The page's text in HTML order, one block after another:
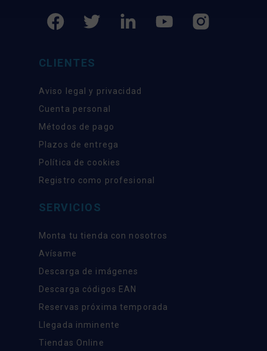
CLIENTES
Aviso legal y privacidad
Cuenta personal
Métodos de pago
Plazos de entrega
Política de cookies
Registro como profesional
SERVICIOS
Monta tu tienda con nosotros
Avísame
Descarga de imágenes
Descarga códigos EAN
Reservas próxima temporada
Llegada inminente
Tiendas Online